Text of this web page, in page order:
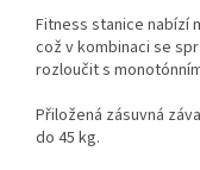
Fitness stanice nabízí
což v kombinaci se
rozloučit s
Přiložená zásuvná
do 45 kg.